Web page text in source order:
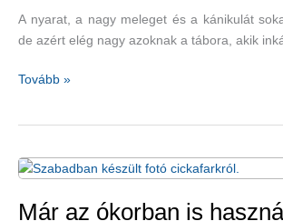
A nyarat, a nagy meleget és a kánikulát
de azért elég nagy azoknak a tábora, akik
Hogyan
a
nagy
melegben?
Tovább »
Már az ókorban is